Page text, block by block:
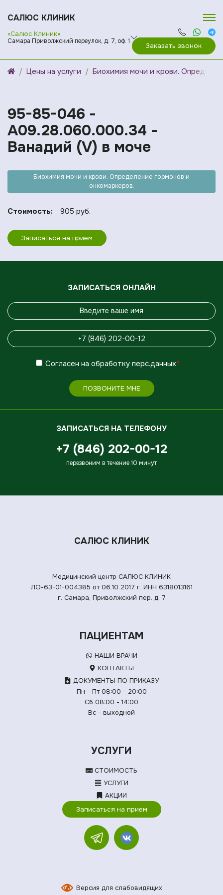
САЛЮС КЛИНИК
«Салюс Клиник»
Самара Приволжский переулок, д. 7, оф. 1
Заказать звонок
Цены на услуги Биохимия мочи и крови.
95-85-046 -
A09.28.060.000.34 -
Ванадий (V) в моче
Биохимия мочи и крови. Определение гормонов и
онкомаркеров.
Стоимость: 905 руб.
Записаться на прием
ЗАПИСАТЬСЯ ОНЛАЙН
Согласен на обработку перс.данных*
ПОЗВОНИТЕ МНЕ
ЗАПИСАТЬСЯ НА ТЕЛЕФОНУ
+7 (846) 202-00-12
перезвоним в течение 10 минут
САЛЮС КЛИНИК
Медицинский центр САЛЮС КЛИНИК
ЛО-63-01-004385 от 06.10.2017 г. ИНН 6318013161
г. Самара, Приволжский пер. д. 7
ПАЦИЕНТАМ
НАШИ ВРАЧИ
КОНТАКТЫ
ДОКУМЕНТЫ ПО ПРИКАЗУ
Пн - Пт 08:00 - 20:00
Сб 08:00 - 14:00
Вс - выходной
УСЛУГИ
СТОИМОСТЬ
УСЛУГИ
АКЦИИ
Записаться на прием
Версия для слабовидящих